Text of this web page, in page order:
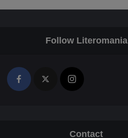
Follow Literomania
Contact